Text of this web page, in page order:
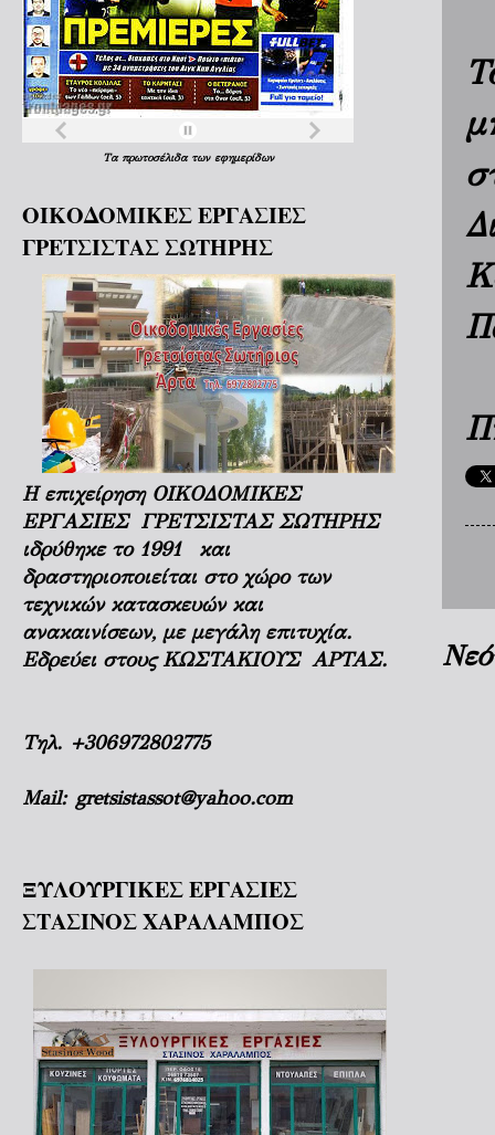
Τα πρωτοσέλιδα των εφημερίδων
ΟΙΚΟΔΟΜΙΚΕΣ ΕΡΓΑΣΙΕΣ
ΓΡΕΤΣΙΣΤΑΣ ΣΩΤΗΡΗΣ
Η επιχείρηση ΟΙΚΟΔΟΜΙΚΕΣ
ΕΡΓΑΣΙΕΣ ΓΡΕΤΣΙΣΤΑΣ ΣΩΤΗΡΗΣ
ιδρύθηκε το 1991 και
δραστηριοποιείται στο χώρο των
τεχνικών κατασκευών και
ανακαινίσεων, με μεγάλη επιτυχία.
Εδρεύει στους ΚΩΣΤΑΚΙΟΥΣ ΑΡΤΑΣ.
Τηλ. +306972802775
Mail: gretsistassot@yahoo.com
ΞΥΛΟΥΡΓΙΚΕΣ ΕΡΓΑΣΙΕΣ
ΣΤΑΣΙΝΟΣ ΧΑΡΑΛΑΜΠΟΣ